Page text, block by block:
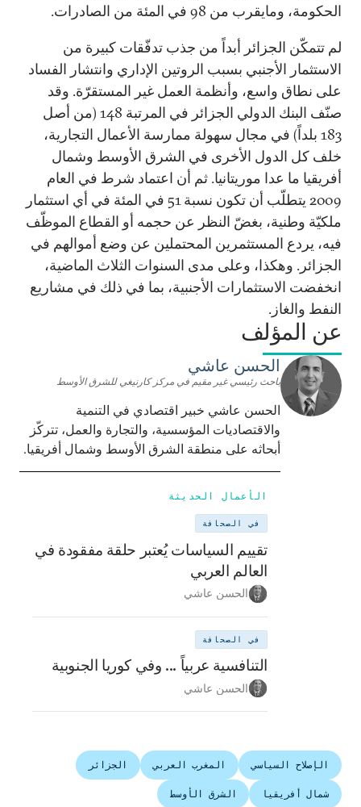
الحكومة، ومايقرب من 98 في المئة من الصادرات.
لم تتمكّن الجزائر أبداً من جذب تدفّقات كبيرة من
الاستثمار الأجنبي بسبب الروتين الإداري وانتشار الفساد
على نطاق واسع، وأنظمة العمل غير المستقرّة. وقد
صنّف البنك الدولي الجزائر في المرتبة 148 (من أصل
183 بلداً) في مجال سهولة ممارسة الأعمال التجارية،
خلف كل الدول الأخرى في الشرق الأوسط وشمال
أفريقيا ما عدا موريتانيا. ثم أن اعتماد شرط في العام
2009 يتطلّب أن تكون نسبة 51 في المئة في أي استثمار
ملكيّة وطنية، بغضّ النظر عن حجمه أو القطاع الموظّف
فيه، يردع المستثمرين المحتملين عن وضع أموالهم في
الجزائر. وهكذا، وعلى مدى السنوات الثلاث الماضية،
انخفضت الاستثمارات الأجنبية، بما في ذلك في مشاريع
النفط والغاز.
عن المؤلف
الحسن عاشي
باحث رئيسي غير مقيم في مركز كارنيغي للشرق الأوسط
الحسن عاشي خبير اقتصادي في التنمية
والاقتصاديات المؤسسية، والتجارة والعمل، تتركّز
أبحاثه على منطقة الشرق الأوسط وشمال أفريقيا.
الأعمال الحديثة
في الصحافة
تقييم السياسات يُعتبر حلقة مفقودة في
العالم العربي
الحسن عاشي
في الصحافة
التنافسية عربياً ... وفي كوريا الجنوبية
الحسن عاشي
الإصلاح السياسي المغرب العربي الجزائر
شمال أفريقيا
الشرق الأوسط